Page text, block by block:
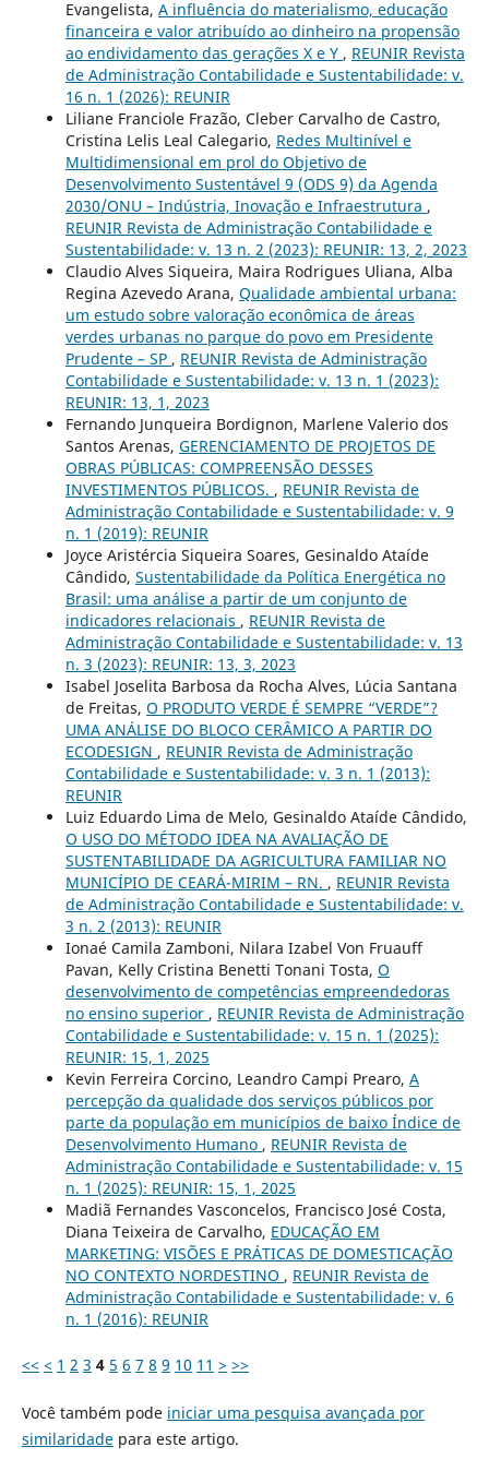
Evangelista, A influência do materialismo, educação
financeira e valor atribuído ao dinheiro na propensão
ao endividamento das gerações X e Y , REUNIR Revista
de Administração Contabilidade e Sustentabilidade: v.
16 n. 1 (2026): REUNIR
Liliane Franciole Frazão, Cleber Carvalho de Castro,
Cristina Lelis Leal Calegario, Redes Multinível e
Multidimensional em prol do Objetivo de
Desenvolvimento Sustentável 9 (ODS 9) da Agenda
2030/ONU – Indústria, Inovação e Infraestrutura ,
REUNIR Revista de Administração Contabilidade e
Sustentabilidade: v. 13 n. 2 (2023): REUNIR: 13, 2, 2023
Claudio Alves Siqueira, Maira Rodrigues Uliana, Alba
Regina Azevedo Arana, Qualidade ambiental urbana:
um estudo sobre valoração econômica de áreas
verdes urbanas no parque do povo em Presidente
Prudente – SP , REUNIR Revista de Administração
Contabilidade e Sustentabilidade: v. 13 n. 1 (2023):
REUNIR: 13, 1, 2023
Fernando Junqueira Bordignon, Marlene Valerio dos
Santos Arenas, GERENCIAMENTO DE PROJETOS DE
OBRAS PÚBLICAS: COMPREENSÃO DESSES
INVESTIMENTOS PÚBLICOS. , REUNIR Revista de
Administração Contabilidade e Sustentabilidade: v. 9
n. 1 (2019): REUNIR
Joyce Aristércia Siqueira Soares, Gesinaldo Ataíde
Cândido, Sustentabilidade da Política Energética no
Brasil: uma análise a partir de um conjunto de
indicadores relacionais , REUNIR Revista de
Administração Contabilidade e Sustentabilidade: v. 13
n. 3 (2023): REUNIR: 13, 3, 2023
Isabel Joselita Barbosa da Rocha Alves, Lúcia Santana
de Freitas, O PRODUTO VERDE É SEMPRE “VERDE”?
UMA ANÁLISE DO BLOCO CERÂMICO A PARTIR DO
ECODESIGN , REUNIR Revista de Administração
Contabilidade e Sustentabilidade: v. 3 n. 1 (2013):
REUNIR
Luiz Eduardo Lima de Melo, Gesinaldo Ataíde Cândido,
O USO DO MÉTODO IDEA NA AVALIAÇÃO DE
SUSTENTABILIDADE DA AGRICULTURA FAMILIAR NO
MUNICÍPIO DE CEARÁ-MIRIM – RN. , REUNIR Revista
de Administração Contabilidade e Sustentabilidade: v.
3 n. 2 (2013): REUNIR
Ionaé Camila Zamboni, Nilara Izabel Von Fruauff
Pavan, Kelly Cristina Benetti Tonani Tosta, O
desenvolvimento de competências empreendedoras
no ensino superior , REUNIR Revista de Administração
Contabilidade e Sustentabilidade: v. 15 n. 1 (2025):
REUNIR: 15, 1, 2025
Kevin Ferreira Corcino, Leandro Campi Prearo, A
percepção da qualidade dos serviços públicos por
parte da população em municípios de baixo Índice de
Desenvolvimento Humano , REUNIR Revista de
Administração Contabilidade e Sustentabilidade: v. 15
n. 1 (2025): REUNIR: 15, 1, 2025
Madiã Fernandes Vasconcelos, Francisco José Costa,
Diana Teixeira de Carvalho, EDUCAÇÃO EM
MARKETING: VISÕES E PRÁTICAS DE DOMESTICAÇÃO
NO CONTEXTO NORDESTINO , REUNIR Revista de
Administração Contabilidade e Sustentabilidade: v. 6
n. 1 (2016): REUNIR
<< < 1 2 3 4 5 6 7 8 9 10 11 > >>
Você também pode iniciar uma pesquisa avançada por
similaridadepara este artigo.